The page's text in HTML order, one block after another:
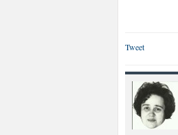
Tweet